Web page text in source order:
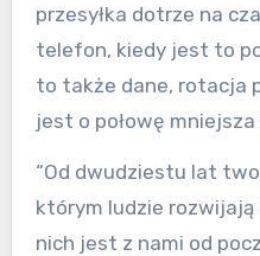
przesyłka dotrze na
telefon, kiedy jest to
to także dane, rotacja
jest o połowę
“Od dwudziestu lat
którym ludzie rozwijają
nich jest z nami od